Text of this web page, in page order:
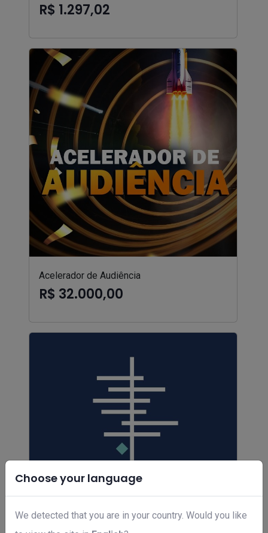
Choose your language
We detected that you are in your country. Would you like
R$ 1.297,02
Acelerador de Audiência
R$ 32.000,00